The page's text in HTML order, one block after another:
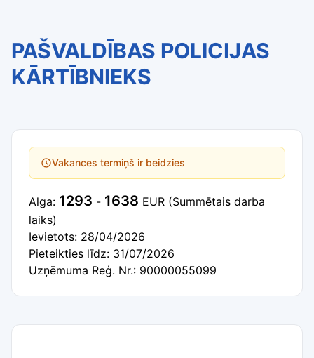
PAŠVALDĪBAS POLICIJAS
KĀRTĪBNIEKS
Vakances termiņš ir beidzies
Alga: 1293 - 1638 EUR (Summētais darba
laiks)
Ievietots: 28/04/2026
Pieteikties līdz: 31/07/2026
Uzņēmuma Reģ. Nr.: 90000055099